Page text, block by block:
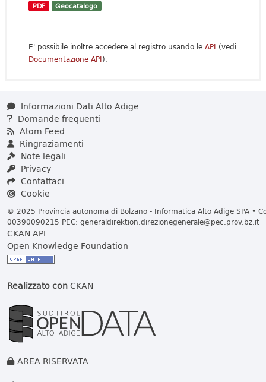
PDF Geocatalogo
E' possibile inoltre accedere al registro usando le API (vedi
Documentazione API).
Informazioni Dati Alto Adige
Domande frequenti
Atom Feed
Ringraziamenti
Note legali
Privacy
Contattaci
Cookie
© 2025 Provincia autonoma di Bolzano - Informatica Alto Adige SPA •
00390090215 PEC: generaldirektion.direzionegenerale@pec.prov.bz.it
CKAN API
Open Knowledge Foundation
Realizzato conCKAN
AREA RISERVATA